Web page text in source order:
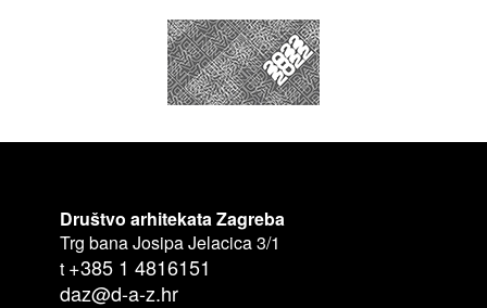
Društvo arhitekata Zagreba
Trg bana Josipa Jelacica 3/1
t +385 1 4816151
daz@d-a-z.hr